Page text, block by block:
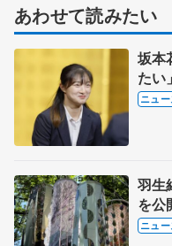
あわせて読みたい
坂本
たい
代表
ニュー
羽生
を公
の瑞
ニュー